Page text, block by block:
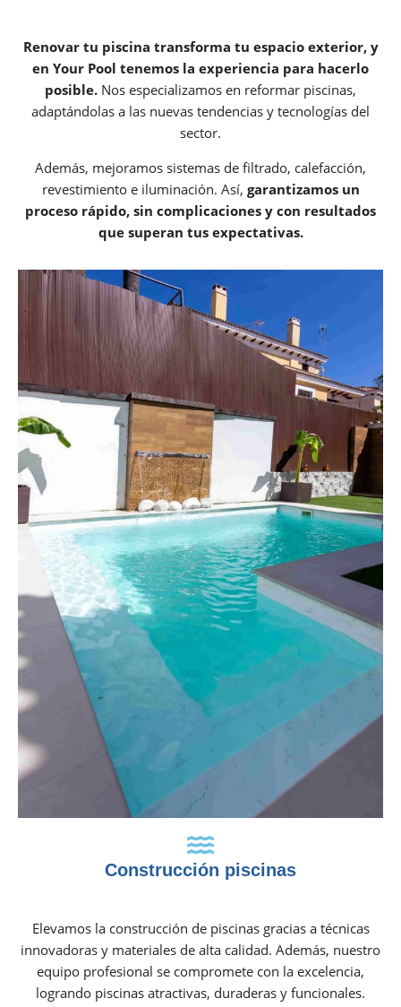
Renovar tu piscina transforma tu espacio exterior, y
en Your Pool tenemos la experiencia para hacerlo
posible. Nos especializamos en reformar piscinas,
adaptándolas a las nuevas tendencias y tecnologías del
sector.
Además, mejoramos sistemas de filtrado, calefacción,
revestimiento e iluminación. Así, garantizamos un
proceso rápido, sin complicaciones y con resultados
que superan tus expectativas.
Construcción piscinas
Elevamos la construcción de piscinas gracias a técnicas
innovadoras y materiales de alta calidad. Además, nuestro
equipo profesional se compromete con la excelencia,
logrando piscinas atractivas, duraderas y funcionales.